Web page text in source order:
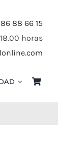
88 66 15
horas